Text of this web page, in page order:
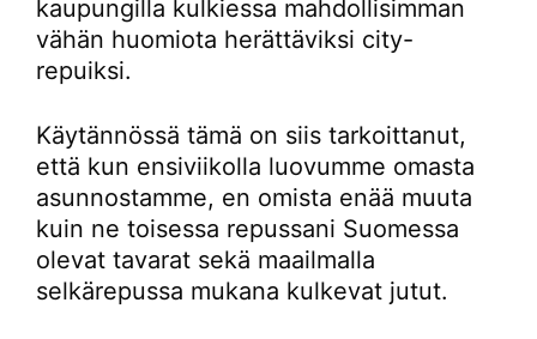
kaupungilla kulkiessa mahdollisimman
vähän huomiota herättäviksi city-
repuiksi.
Käytännössä tämä on siis tarkoittanut,
että kun ensiviikolla luovumme omasta
asunnostamme, en omista enää muuta
kuin ne toisessa repussani Suomessa
olevat tavarat sekä maailmalla
selkärepussa mukana kulkevat jutut.